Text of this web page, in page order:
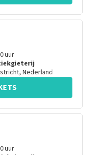
uur
, Nederland
uur